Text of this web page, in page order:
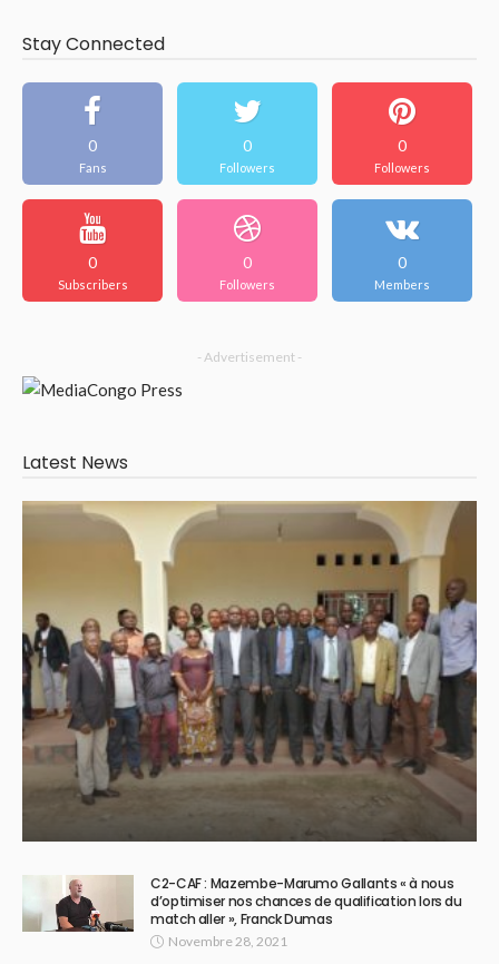
Stay Connected
0
Fans
0
Followers
0
Followers
0
Subscribers
0
Followers
0
Members
- Advertisement -
Latest News
C2-CAF : Mazembe-Marumo Gallants « à nous
d’optimiser nos chances de qualification lors du
match aller », Franck Dumas
Novembre 28, 2021